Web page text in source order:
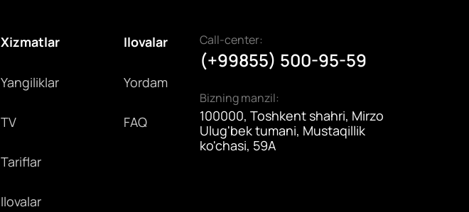
Xizmatlar
Yangiliklar
TV
Tariflar
Ilovalar
Ilovalar
Yordam
FAQ
Call-center:
(+99855) 500-95-59
Bizning manzil:
100000, Toshkent shahri, Mirzo
Ulug'bek tumani, Mustaqillik
ko'chasi, 59A